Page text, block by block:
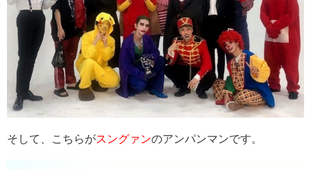
そして、こちらがスングァンのアンパンマンです。